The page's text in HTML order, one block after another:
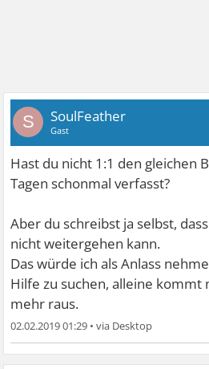
S SoulFeather
Gast
Hast du nicht 1:1 den gleichen
Tagen schonmal verfasst?
Aber du schreibst ja selbst,
nicht weitergehen kann.
Das würde ich als Anlass
Hilfe zu suchen, alleine kommt
mehr raus.
02.02.2019 01:29 •